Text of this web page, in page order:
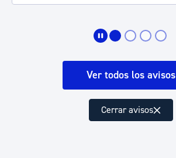
Ver todos los avisos
Cerrar avisos